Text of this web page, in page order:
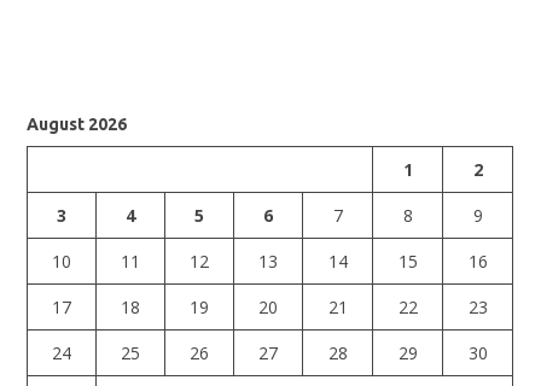
August 2026
1
2
3
4 5 6 7 8
9
10
11 12 13 14 15
16
17
18 19 20 21 22
23
24
25 26 27 28 29
30